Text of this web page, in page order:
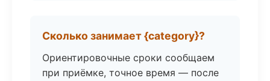
Сколько занимает {category}?
Ориентировочные сроки сообщаем
при приёмке, точное время — после